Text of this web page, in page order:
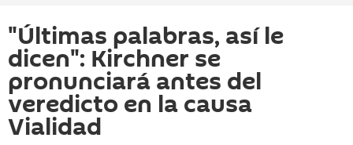
"Últimas palabras, así le
dicen": Kirchner se
pronunciará antes del
veredicto en la causa
Vialidad